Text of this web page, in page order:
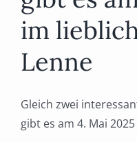
im
Lenne
Gleich zwei
gibt es am 4. Mai 2025